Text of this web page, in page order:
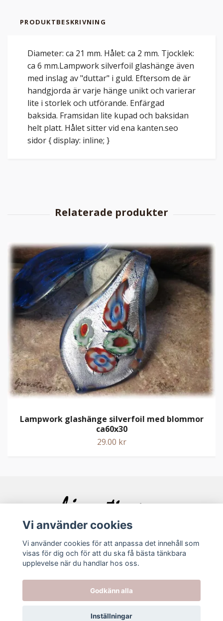
PRODUKTBESKRIVNING
Diameter: ca 21 mm. Hålet: ca 2 mm. Tjocklek:
ca 6 mm.Lampwork silverfoil glashänge även
med inslag av "duttar" i guld. Eftersom de är
handgjorda är varje hänge unikt och varierar
lite i storlek och utförande. Enfärgad
baksida. Framsidan lite kupad och baksidan
helt platt. Hålet sitter vid ena kanten.seo
sidor { display: inline; }
Lampwork glashänge silverfoil med blommor
ca60x30
29.00 kr
Bolagsinfo
Köpvillkor
Vi använder cookies
Vi använder cookies för att anpassa det innehåll som
visas för dig och för att du ska få bästa tänkbara
upplevelse när du handlar hos oss.
Godkänn alla
Inställningar